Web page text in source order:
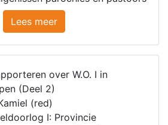
Lees meer
over W.O. I in
(Deel 2)
(red)
I: Provincie